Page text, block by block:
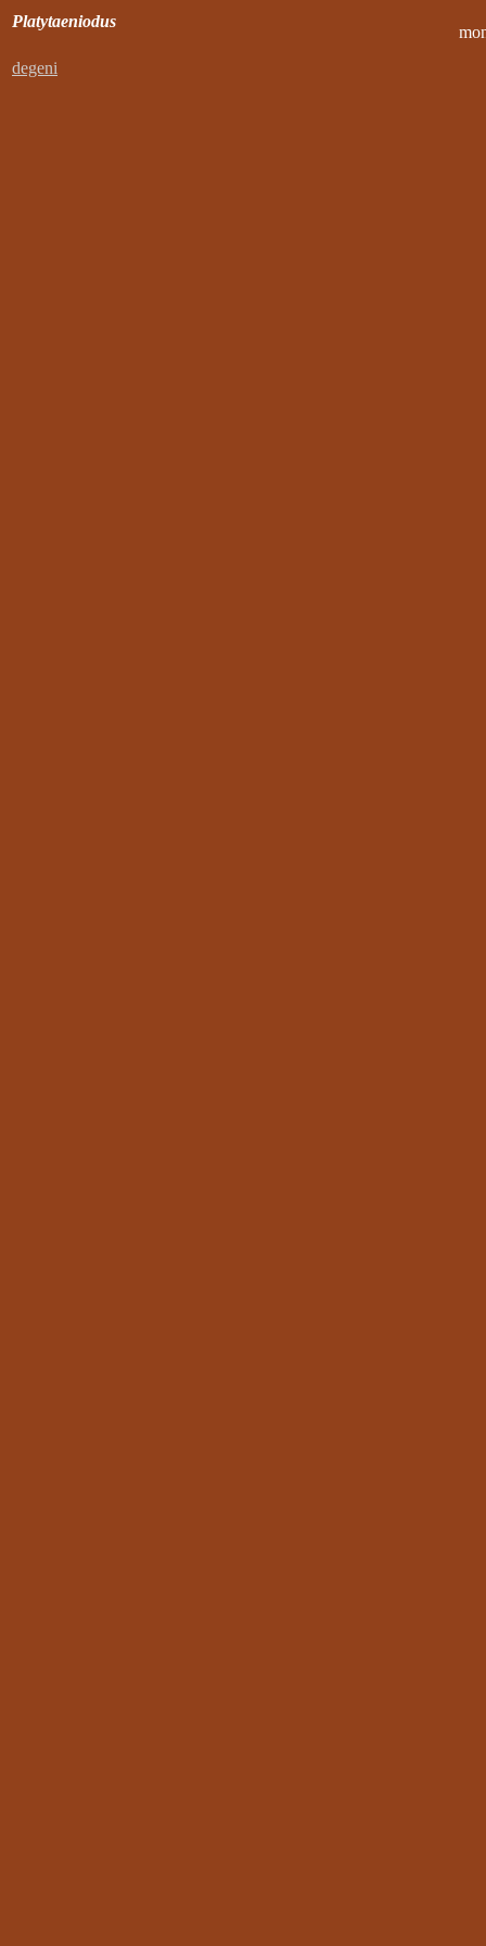
Platytaeniodus
degeni